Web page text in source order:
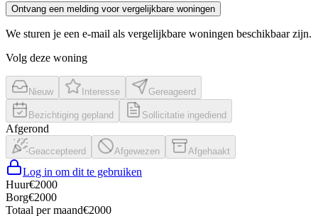
Ontvang een melding voor vergelijkbare woningen
We sturen je een e-mail als vergelijkbare woningen beschikbaar zijn.
Volg deze woning
Nieuw Interesse Gereageerd
Bezichtiging gepland Sollicitatie ingediend
Afgerond
Geaccepteerd Afgewezen Afgehaakt
Log in om dit te gebruiken
Huur€2000
Borg€2000
Totaal per maand€2000